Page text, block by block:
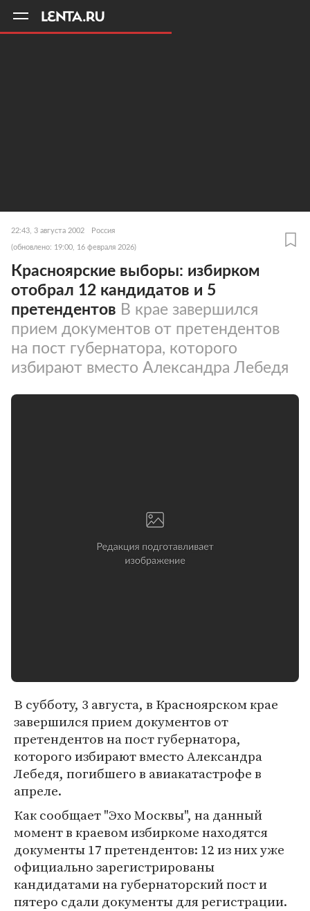
22:43, 3 августа 2002 Россия
(обновлено: 19:00, 16 февраля 2026)
Красноярские выборы: избирком
отобрал 12 кандидатов и 5
претендентов В крае завершился
прием документов от претендентов
на пост губернатора, которого
избирают вместо Александра Лебедя
В субботу, 3 августа, в Красноярском крае
завершился прием документов от
претендентов на пост губернатора,
которого избирают вместо Александра
Лебедя, погибшего в авиакатастрофе в
апреле.
Как сообщает "Эхо Москвы", на данный
момент в краевом избиркоме находятся
документы 17 претендентов: 12 из них уже
официально зарегистрированы
кандидатами на губернаторский пост и
пятеро сдали документы для регистрации.